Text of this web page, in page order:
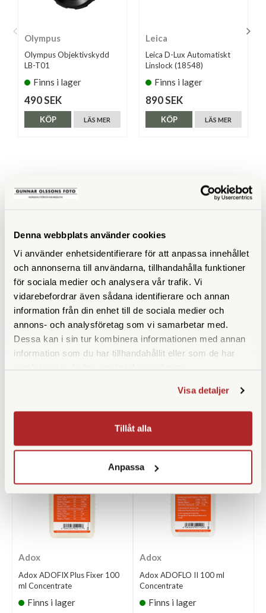
Denna webbplats använder cookies
Vi använder enhetsidentifierare för att anpassa innehållet
och annonserna till användarna, tillhandahålla funktioner
för sociala medier och analysera vår trafik. Vi
vidarebefordrar även sådana identifierare och annan
information från din enhet till de sociala medier och
annons- och analysföretag som vi samarbetar med.
Dessa kan i sin tur kombinera informationen med annan
information som du har tillhandahållit eller som de har
Visa detaljer
Tillåt alla
Anpassa
Olympus
Olympus Objektivskydd
LB-T01
Finns i lager
490 SEK
LÄS MER
KÖP
Leica
Leica D-Lux Automatiskt
Linslock (18548)
Finns i lager
890 SEK
LÄS MER
KÖP
ANDRA KÖPTE ÄVEN
Kemiförvaring 1000ml
LÄS MER
KÖP
Small B/W Thermometer
Without Mercury
LÄS MER
KÖP
Adox
Adox ADOFIX Plus Fixer 100
ml Concentrate
Finns i lager
Adox
Adox ADOFLO II 100 ml
Concentrate
Finns i lager